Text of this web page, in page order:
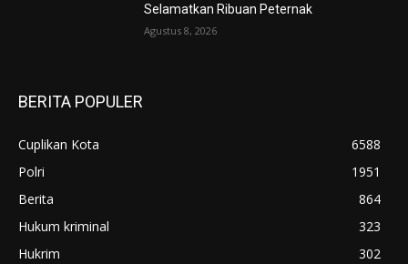
Selamatkan Ribuan Peternak
Agustus 8, 2026
BERITA POPULER
Cuplikan Kota
6588
Polri
1951
Berita
864
Hukum kriminal
323
Hukrim
302